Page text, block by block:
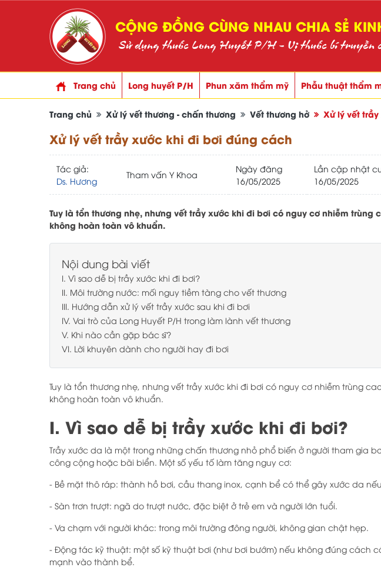
CỘNG ĐỒNG CÙNG NHAU CHIA SẺ
Sử dụng thuốc Long Huyết P/H - Vị thuốc bí truyền
Trang chủ Long huyết P/H Phun xăm thẩm mỹ Phẫu thuật thẩm
Trang chủ Xử lý vết thương - chấn thương Vết thương hở Xử lý vết
Xử lý vết trầy xước khi đi bơi đúng cách
Tác giả:
Ds. Hương
Tham vấn Y Khoa
Ngày đăng
16/05/2025
Lần cập nhật
16/05/2025
Tuy là tổn thương nhẹ, nhưng vết trầy xước khi đi bơi có nguy cơ nhiễm trùng
không hoàn toàn vô khuẩn.
Nội dung bài viết
I. Vì sao dễ bị trầy xước khi đi bơi?
II. Môi trường nước: mối nguy tiềm tàng cho vết thương
III. Hướng dẫn xử lý vết trầy xước sau khi đi bơi
IV. Vai trò của Long Huyết P/H trong làm lành vết thương
V. Khi nào cần gặp bác sĩ?
VI. Lời khuyên dành cho người hay đi bơi
Tuy là tổn thương nhẹ, nhưng vết trầy xước khi đi bơi có nguy cơ nhiễm trùng
không hoàn toàn vô khuẩn.
I. Vì sao dễ bị trầy xước khi đi bơi?
Trầy xước da là một trong những chấn thương nhỏ phổ biến ở người tham gia
công cộng hoặc bãi biển. Một số yếu tố làm tăng nguy cơ:
- Bề mặt thô ráp: thành hồ bơi, cầu thang inox, cạnh bể có thể gây xước da
- Sàn trơn trượt: ngã do trượt nước, đặc biệt ở trẻ em và người lớn tuổi.
- Va chạm với người khác: trong môi trường đông người, không gian chật hẹp.
- Động tác kỹ thuật: một số kỹ thuật bơi (như bơi bướm) nếu không đúng cách
mạnh vào thành bể.